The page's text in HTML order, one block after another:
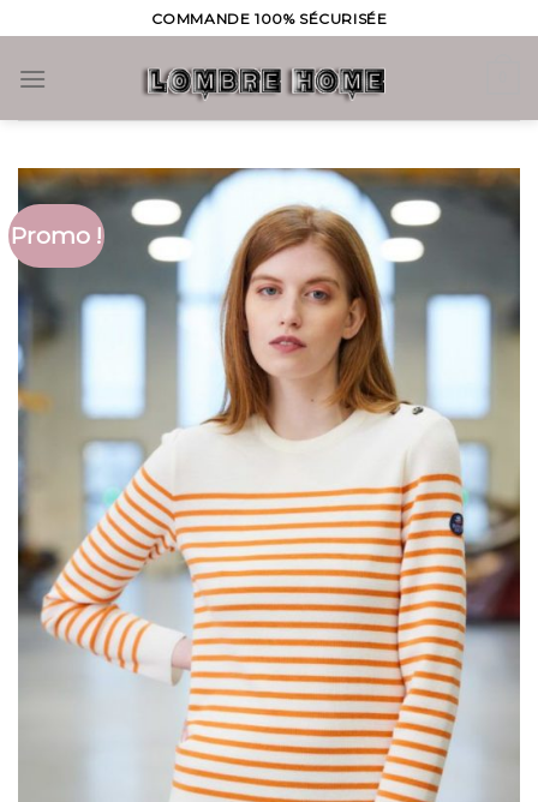
to
content
COMMANDE 100% SÉCURISÉE
Promo !